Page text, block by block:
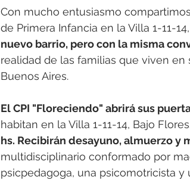
Con mucho entusiasmo
de Primera Infancia en la Villa 1-11-
nuevo barrio, pero con la misma
realidad de las familias que viven
Buenos Aires.
El CPI "Floreciendo" abrirá sus
habitan en la Villa 1-11-14, Bajo Flores
hs. Recibirán desayuno, almuerzo y
multidisciplinario conformado por
psicpedagoga, una psicomotricista y